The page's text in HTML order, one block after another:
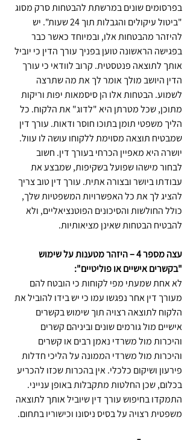
בפרסומים שונים במרשתת להבטחות סרק מסוג
"ביטול עיקולים והגבלות תוך 24 שעות". יש
להיזהר מהבטחות אלו, ובמיוחד כאשר כבר
בפגישה הראשונה טוען בפניך עורך הדין כי יוביל
אותך לתוצאה פנטסטית. קרוב לוודאי כי עורך
הדין היושב מולך אומר לך את מה שתרצה
לשמוע. הבטחות אלו הן סיסמאות יפות וריקות
מתוכן, שכל מטרתן היא "לדוג" את הלקוח. כל
הליך משפטי תומן בתוכו חוסר ודאות. עורך דין
שמבטיח תוצאה מסוימת ללקוחו עושה לו עוול.
יושרה היא מאפיין הכרחי בעורך דין. חשוב
לבחור מישהו שפועל בשקיפות, שמבצע את
עבודתו ביושר ובצורה אתית. עורך דין טוב צריך
להציג לך את כל האפשרויות המשפטיות שלך,
כולל החולשות והסיכונים הפוטנציאליים, ולא
להבטיח הבטחות שאינן מציאותיות.
עצה מספר 4 – היזהר מטענות על שימוש
"בקשרים אישיים או פוליטיים":
לא אחת שמעתי מפי לקוחות כי הובטח להם
מעורך דין אחר נפגשו עמו כי יש בידו להוביל את
הלקוח לתוצאה רצויה תוך שימוש בקשרים
אישיים מול גורמים שונים וביניהם קשרים
והיכרות מול משרדי נאמן רבים או קשרים
והיכרות מול משרדי הממונה על הליכי חדלות
פירעון ושיקום כלכלי. אין בהכרות שכזו להכריע
בכלום, שכן החלטות מתקבלות באופן ענייני.
התמקדו בחיפוש עורך דין שיוביל אותך לתוצאה
משפטית רצויה על בסיס ניסונו וכישוריו בתחום.